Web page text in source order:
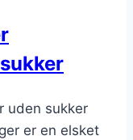
uden sukker
er en elsket